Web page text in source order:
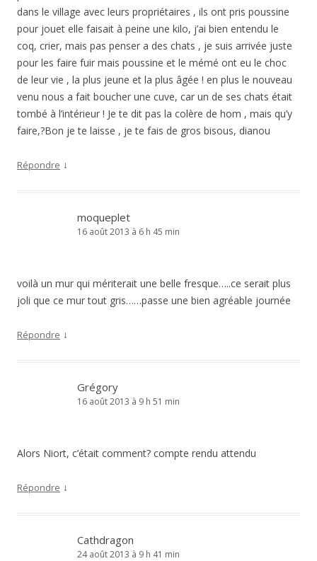
dans le village avec leurs propriétaires , ils ont pris poussine
pour jouet elle faisait à peine une kilo, j’ai bien entendu le
coq, crier, mais pas penser a des chats , je suis arrivée juste
pour les faire fuir mais poussine et le mémé ont eu le choc
de leur vie , la plus jeune et la plus âgée ! en plus le nouveau
venu nous a fait boucher une cuve, car un de ses chats était
tombé à l’intérieur ! Je te dit pas la colère de hom , mais qu’y
faire,?Bon je te laisse , je te fais de gros bisous, dianou
Répondre ↓
moqueplet
16 août 2013 à 6 h 45 min
voilà un mur qui mériterait une belle fresque…..ce serait plus
joli que ce mur tout gris……passe une bien agréable journée
Répondre ↓
Grégory
16 août 2013 à 9 h 51 min
Alors Niort, c’était comment? compte rendu attendu
Répondre ↓
Cathdragon
24 août 2013 à 9 h 41 min